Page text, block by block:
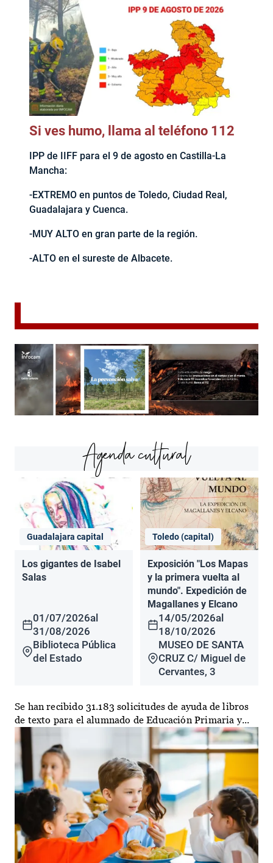
Si ves humo, llama al teléfono 112
IPP de IIFF para el 9 de agosto en Castilla-La
Mancha:
-EXTREMO en puntos de Toledo, Ciudad Real,
Guadalajara y Cuenca.
-MUY ALTO en gran parte de la región.
-ALTO en el sureste de Albacete.
Agenda cultural
Guadalajara capital
Los gigantes de Isabel
Salas
01/07/2026al
31/08/2026
Biblioteca Pública
del Estado
Toledo (capital)
Exposición "Los Mapas
y la primera vuelta al
mundo". Expedición de
Magallanes y Elcano
14/05/2026al
18/10/2026
MUSEO DE SANTA
CRUZ C/ Miguel de
Cervantes, 3
Se han recibido 31.183 solicitudes de ayuda de libros
de texto para el alumnado de Educación Primaria y...